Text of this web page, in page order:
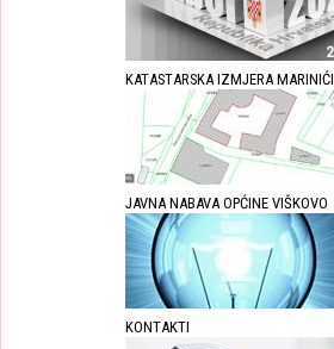
KATASTARSKA IZMJERA MARINIĆI
JAVNA NABAVA OPĆINE VIŠKOVO
KONTAKTI